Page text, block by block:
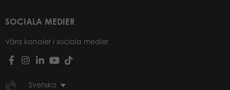
SOCIALA MEDIER
Våra kanaler i sociala medier
Svenska